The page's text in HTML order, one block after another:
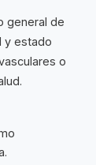
general de
y estado
o